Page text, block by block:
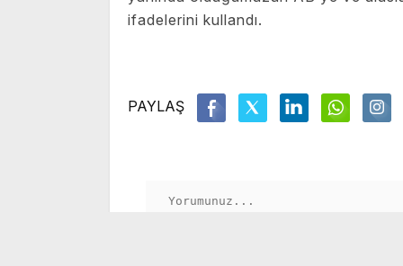
ifadelerini kullandı.
PAYLAŞ